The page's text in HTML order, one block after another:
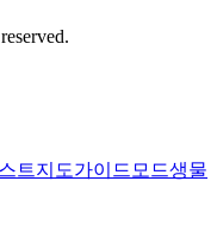
트지도가이드 모드생물